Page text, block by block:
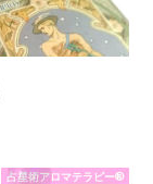
占星術アロマテラピー®